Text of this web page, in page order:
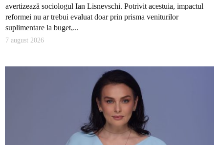
avertizează sociologul Ian Lisnevschi. Potrivit acestuia, impactul
reformei nu ar trebui evaluat doar prin prisma veniturilor
suplimentare la buget,...
7 august 2026